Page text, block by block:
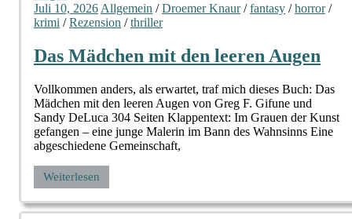
Juli 10, 2026 Allgemein /Droemer Knaur/fantasy /horror/
krimi /Rezension /thriller
Das Mädchen mit den leeren Augen
Vollkommen anders, als erwartet, traf mich dieses Buch: Das
Mädchen mit den leeren Augen von Greg F. Gifune und
Sandy DeLuca 304 Seiten Klappentext: Im Grauen der Kunst
gefangen – eine junge Malerin im Bann des Wahnsinns Eine
abgeschiedene Gemeinschaft,
Weiterlesen